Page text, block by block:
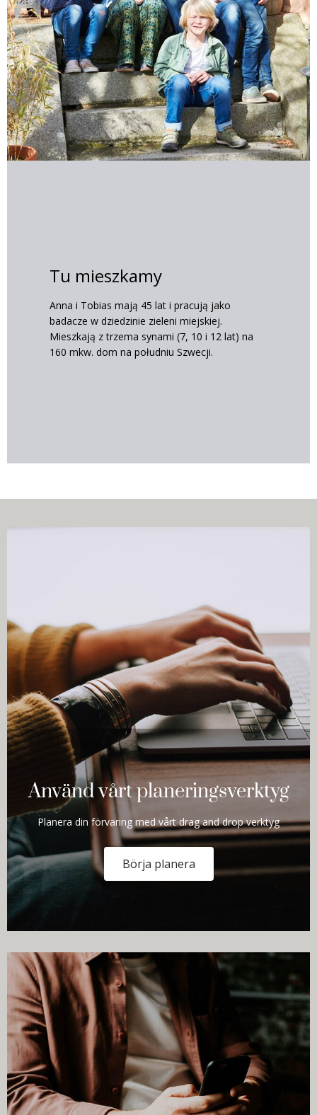
Tu mieszkamy
Anna i Tobias mają 45 lat i pracują jako
badacze w dziedzinie zieleni miejskiej.
Mieszkają z trzema synami (7, 10 i 12 lat) na
160 mkw. dom na południu Szwecji.
Använd vårt planeringsverktyg
Planera din förvaring med vårt drag and drop verktyg
Börja planera